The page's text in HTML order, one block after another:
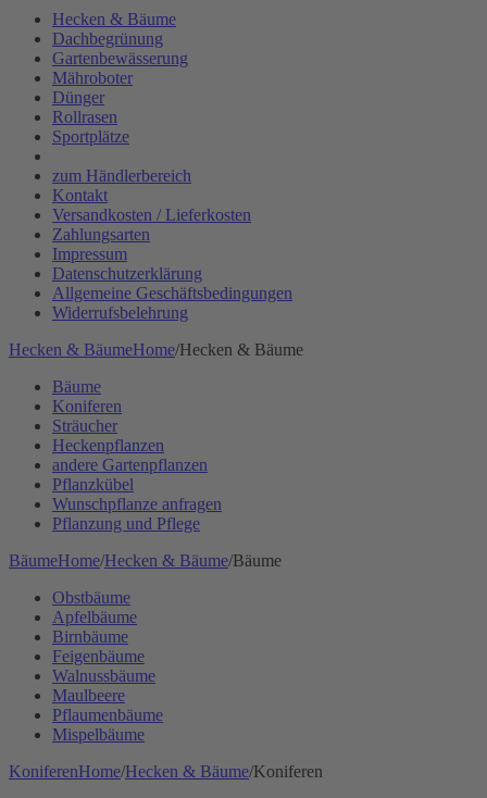
Hecken & Bäume
Dachbegrünung
Gartenbewässerung
Mähroboter
Dünger
Rollrasen
Sportplätze
zum Händlerbereich
Kontakt
Versandkosten / Lieferkosten
Zahlungsarten
Impressum
Datenschutzerklärung
Allgemeine Geschäftsbedingungen
Widerrufsbelehrung
Hecken & BäumeHome/Hecken & Bäume
Bäume
Koniferen
Sträucher
Heckenpflanzen
andere Gartenpflanzen
Pflanzkübel
Wunschpflanze anfragen
Pflanzung und Pflege
BäumeHome/Hecken & Bäume/Bäume
Obstbäume
Apfelbäume
Birnbäume
Feigenbäume
Walnussbäume
Maulbeere
Pflaumenbäume
Mispelbäume
KoniferenHome/Hecken & Bäume/Koniferen